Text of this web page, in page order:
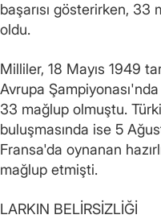
başarısı gösterirken,
oldu.
Milliler, 18 Mayıs 1949
Avrupa
33 mağlup olmuştu.
buluşmasında ise 5
Fransa'da oynanan
mağlup etmişti.
LARKIN BELİRSİZLİĞİ